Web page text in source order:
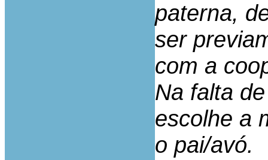
paterna,
ser
com a
Na falta
escolhe a
o pai/avó.